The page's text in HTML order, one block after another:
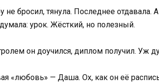
не бросил, тянула. Последнее
урок. Жёсткий, но полезный.
он доучился, диплом получил. Уж
«любовь» — Даша. Ох, как он её